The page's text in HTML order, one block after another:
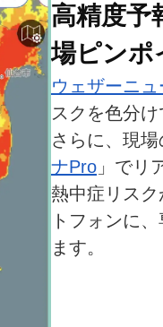
高精度予
場ピンポ
ウェザーニ
スクを色分
さらに、現
ナPro 」でリ
熱中症リス
トフォンに
ます。